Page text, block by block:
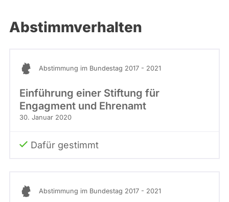
Abstimmverhalten
Abstimmung im Bundestag 2017 - 2021
Einführung einer Stiftung für
Engagment und Ehrenamt
30. Januar 2020
Dafür gestimmt
Abstimmung im Bundestag 2017 - 2021